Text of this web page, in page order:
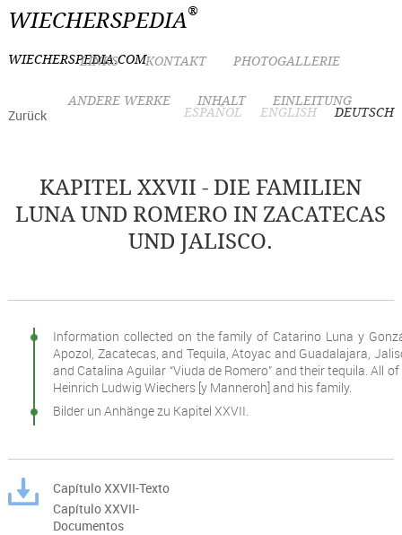
WIECHERSPEDIA®
WIECHERSPEDIA.COM
LINKS KONTAKT PHOTOGALLERIE
ANDERE WERKE INHALT EINLEITUNG
DEUTSCH
ENGLISH
ESPAÑOL
Zurück
KAPITEL XXVII - DIE FAMILIEN
LUNA UND ROMERO IN ZACATECAS
UND JALISCO.
Information collected on the family of Catarino Luna y
Apozol, Zacatecas, and Tequila, Atoyac and Guadalajara,
and Catalina Aguilar “Viuda de Romero” and their tequila. All
Heinrich Ludwig Wiechers [y Manneroh] and his family.
Bilder un Anhänge zu Kapitel XXVII.
Capítulo XXVII-Texto
Capítulo XXVII-
Documentos